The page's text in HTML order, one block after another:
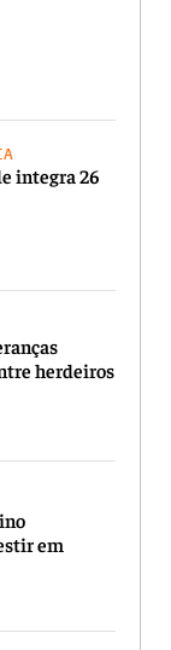
integra 26
herdeiros
em